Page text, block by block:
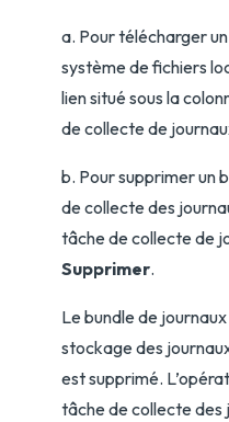
a. Pour télécharger
système de fichiers
lien situé sous la
de collecte de
b. Pour supprimer un
de collecte des
tâche de collecte de
Supprimer.
Le bundle de
stockage des
est supprimé.
tâche de collecte des